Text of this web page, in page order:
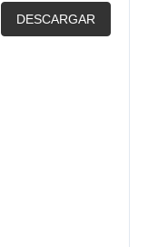
DESCARGAR